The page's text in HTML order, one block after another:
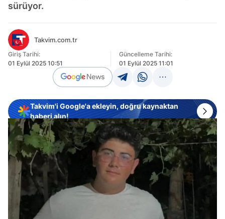
sürüyor.
Takvim.com.tr
Giriş Tarihi:
01 Eylül 2025 10:51
Güncelleme Tarihi:
01 Eylül 2025 11:01
Takvim'i Google'a ekleyin, doğru kaynaktan
haberi alın!